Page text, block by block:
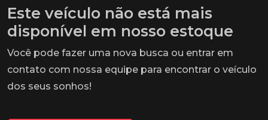
Este veículo não está mais
disponível em nosso estoque
Você pode fazer uma nova busca ou entrar em
contato com nossa equipe para encontrar o veículo
dos seus sonhos!